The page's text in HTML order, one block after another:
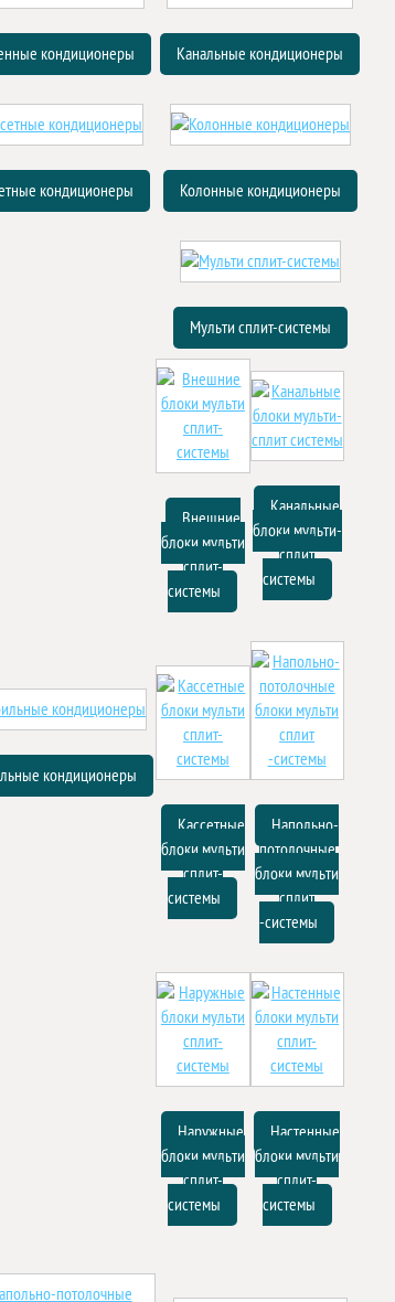
кондиционеры Канальные кондиционеры
кондиционеры Колонные кондиционеры
кондиционеры
Мульти сплит-системы
Внешние
блоки мульти
сплит-
системы
Канальные
блоки мульти-
сплит
системы
Кассетные
блоки мульти
сплит-
системы
Напольно-
потолочные
блоки мульти
сплит
-системы
Наружные
блоки мульти
сплит-
системы
Настенные
блоки мульти
сплит-
системы